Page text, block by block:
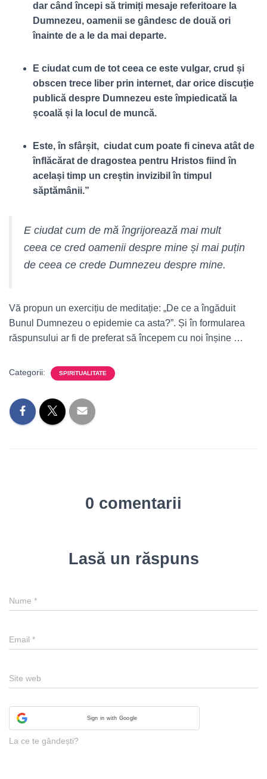
dar când începi să trimiți mesaje referitoare la
Dumnezeu, oamenii se gândesc de două ori
înainte de a le da mai departe.
E ciudat cum de tot ceea ce este vulgar, crud și
obscen trece liber prin internet, dar orice discuție
publică despre Dumnezeu este împiedicată la
școală și la locul de muncă.
Este, în sfârșit, ciudat cum poate fi cineva atât de
înflăcărat de dragostea pentru Hristos fiind în
același timp un creștin invizibil în timpul
săptămânii.”
E ciudat cum de mă îngrijorează mai mult
ceea ce cred oamenii despre mine și mai puțin
de ceea ce crede Dumnezeu despre mine.
Vă propun un exercițiu de meditație: „De ce a îngăduit
Bunul Dumnezeu o epidemie ca asta?”. Și în formularea
răspunsului ar fi de preferat să începem cu noi înșine …
Categorii: SPIRITUALITATE
0 comentarii
Lasă un răspuns
Nume *
Email *
Site web
Sign in with Google
La ce te gândești?